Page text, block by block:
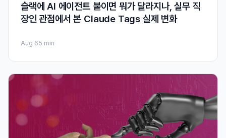
슬랙에 AI 에이전트 붙이면 뭐가 달라지나, 실무 직
장인 관점에서 본 Claude Tags 실제 변화
Aug 65 min